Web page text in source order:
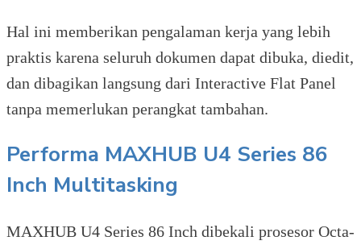
Hal ini memberikan pengalaman kerja yang lebih
praktis karena seluruh dokumen dapat dibuka, diedit,
dan dibagikan langsung dari Interactive Flat Panel
tanpa memerlukan perangkat tambahan.
Performa MAXHUB U4 Series 86
Inch Multitasking
MAXHUB U4 Series 86 Inch dibekali prosesor Octa-